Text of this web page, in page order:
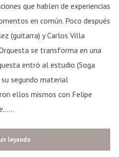
que hablen de experiencias
en común. Poco después
(guitarra) y Carlos Villa
se transforma en una
entró al estudio (Soga
segundo material
ellos mismos con Felipe
leyendo